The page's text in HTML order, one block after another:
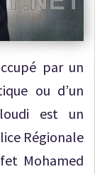
par un
ou d’un
est un
Régionale
Mohamed